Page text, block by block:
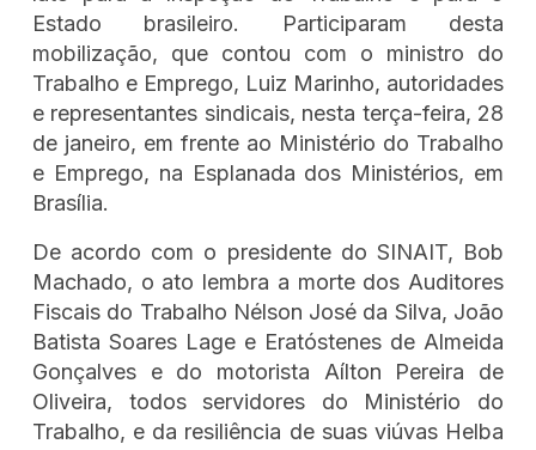
Estado brasileiro. Participaram desta
mobilização, que contou com o ministro do
Trabalho e Emprego, Luiz Marinho, autoridades
e representantes sindicais, nesta terça-feira, 28
de janeiro, em frente ao Ministério do Trabalho
e Emprego, na Esplanada dos Ministérios, em
Brasília.
De acordo com o presidente do SINAIT, Bob
Machado, o ato lembra a morte dos Auditores
Fiscais do Trabalho Nélson José da Silva, João
Batista Soares Lage e Eratóstenes de Almeida
Gonçalves e do motorista Aílton Pereira de
Oliveira, todos servidores do Ministério do
Trabalho, e da resiliência de suas viúvas Helba